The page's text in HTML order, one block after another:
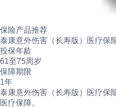
保险产品推荐
泰康意外伤害（长寿版）医疗保
投保年龄
61至75周岁
保障期限
1年
泰康意外伤害（长寿版）医疗保
医疗保障。